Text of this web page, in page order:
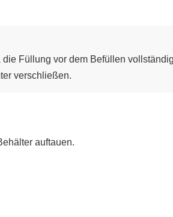
Füllung vor dem Befüllen
verschließen.
auftauen.